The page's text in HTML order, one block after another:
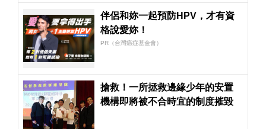
伴侶和妳一起預防HPV，才有資
格說愛妳！
PR（台灣癌症基金會）
搶救！一所拯救邊緣少年的安置
機構即將被不合時宜的制度摧毀